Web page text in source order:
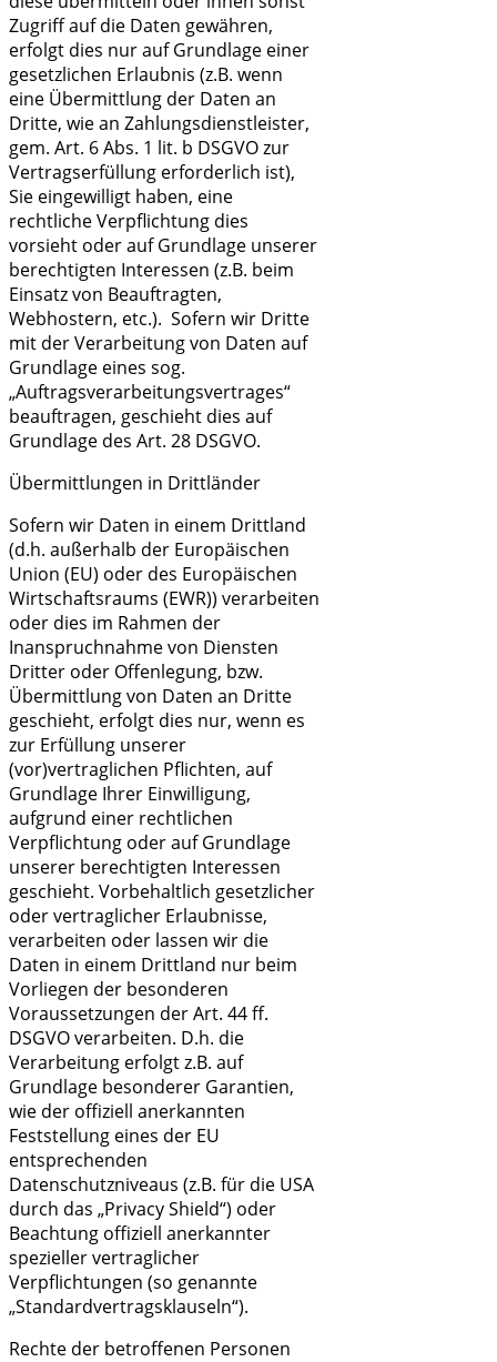
Zugriff auf die Daten gewähren,
erfolgt dies nur auf Grundlage einer
gesetzlichen Erlaubnis (z.B. wenn
eine Übermittlung der Daten an
Dritte, wie an Zahlungsdienstleister,
gem. Art. 6 Abs. 1 lit. b DSGVO zur
Vertragserfüllung erforderlich ist),
Sie eingewilligt haben, eine
rechtliche Verpflichtung dies
vorsieht oder auf Grundlage unserer
berechtigten Interessen (z.B. beim
Einsatz von Beauftragten,
Webhostern, etc.). Sofern wir Dritte
mit der Verarbeitung von Daten auf
Grundlage eines sog.
„Auftragsverarbeitungsvertrages“
beauftragen, geschieht dies auf
Grundlage des Art. 28 DSGVO.
Übermittlungen in Drittländer
Sofern wir Daten in einem Drittland
(d.h. außerhalb der Europäischen
Union (EU) oder des Europäischen
Wirtschaftsraums (EWR)) verarbeiten
oder dies im Rahmen der
Inanspruchnahme von Diensten
Dritter oder Offenlegung, bzw.
Übermittlung von Daten an Dritte
geschieht, erfolgt dies nur, wenn es
zur Erfüllung unserer
(vor)vertraglichen Pflichten, auf
Grundlage Ihrer Einwilligung,
aufgrund einer rechtlichen
Verpflichtung oder auf Grundlage
unserer berechtigten Interessen
geschieht. Vorbehaltlich gesetzlicher
oder vertraglicher Erlaubnisse,
verarbeiten oder lassen wir die
Daten in einem Drittland nur beim
Vorliegen der besonderen
Voraussetzungen der Art. 44 ff.
DSGVO verarbeiten. D.h. die
Verarbeitung erfolgt z.B. auf
Grundlage besonderer Garantien,
wie der offiziell anerkannten
Feststellung eines der EU
entsprechenden
Datenschutzniveaus (z.B. für die USA
durch das „Privacy Shield“) oder
Beachtung offiziell anerkannter
spezieller vertraglicher
Verpflichtungen (so genannte
„Standardvertragsklauseln“).
Rechte der betroffenen Personen